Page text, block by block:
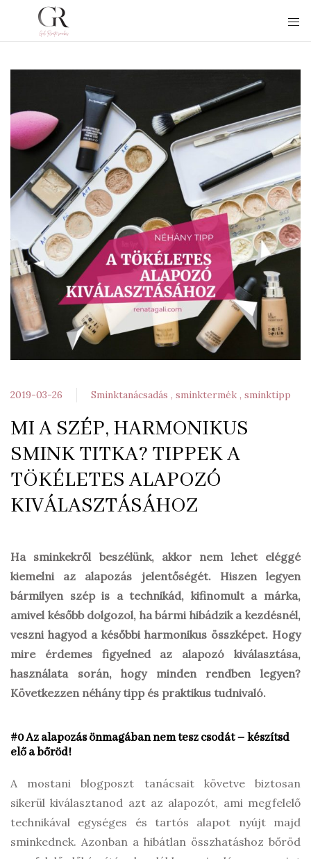
2019-03-26 Sminktanácsadás sminktermék sminktipp
MI A SZÉP, HARMONIKUS
SMINK TITKA? TIPPEK A
TÖKÉLETES ALAPOZÓ
KIVÁLASZTÁSÁHOZ
Ha sminkekről beszélünk, akkor nem lehet eléggé
kiemelni az alapozás jelentőségét. Hiszen legyen
bármilyen szép is a technikád, kifinomult a márka,
amivel később dolgozol, ha bármi hibádzik a kezdésnél,
veszni hagyod a későbbi harmonikus összképet. Hogy
mire érdemes figyelned az alapozó kiválasztása,
használata során, hogy minden rendben legyen?
Következzen néhány tipp és praktikus tudnivaló.
#0 Az alapozás önmagában nem tesz csodát – készítsd
elő a bőröd!
A mostani blogposzt tanácsait követve biztosan
sikerül kiválasztanod azt az alapozót, ami megfelelő
technikával egységes és tartós alapot nyújt majd
sminkednek. Azonban a hibátlan összhatáshoz bőröd